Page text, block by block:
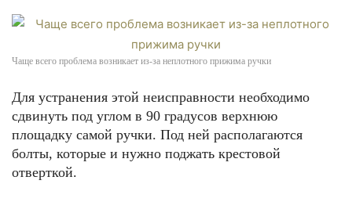
Чаще всего проблема возникает из-за неплотного прижима ручки
Для устранения этой неисправности необходимо
сдвинуть под углом в 90 градусов верхнюю
площадку самой ручки. Под ней располагаются
болты, которые и нужно поджать крестовой
отверткой.